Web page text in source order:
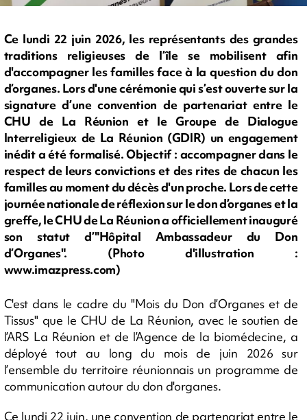
Ce lundi 22 juin 2026, les représentants des grandes
traditions religieuses de l’île se mobilisent afin
d'accompagner les familles face à la question du don
d’organes. Lors d'une cérémonie qui s’est ouverte sur la
signature d’une convention de partenariat entre le
CHU de La Réunion et le Groupe de Dialogue
Interreligieux de La Réunion (GDIR) un engagement
inédit a été formalisé. Objectif : accompagner dans le
respect de leurs convictions et des rites de chacun les
familles au moment du décès d'un proche. Lors de cette
journée nationale de réflexion sur le don d’organes et la
greffe, le CHU de La Réunion a officiellement inauguré
son statut d’"Hôpital Ambassadeur du Don
d’Organes". (Photo d'illustration :
www.imazpress.com)
C'est dans le cadre du "Mois du Don d’Organes et de
Tissus" que le CHU de La Réunion, avec le soutien de
l’ARS La Réunion et de l’Agence de la biomédecine, a
déployé tout au long du mois de juin 2026 sur
l’ensemble du territoire réunionnais un programme de
communication autour du don d'organes.
Ce lundi 22 juin, une convention de partenariat entre le